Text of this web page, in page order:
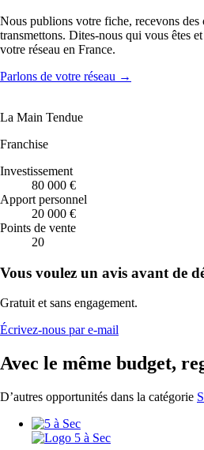
Nous publions votre fiche, recevons des
transmettons. Dites-nous qui vous êtes
votre réseau en France.
Parlons de votre réseau →
La Main Tendue
Franchise
Investissement
80 000 €
Apport personnel
20 000 €
Points de vente
20
Vous voulez un avis avant de
Gratuit et sans engagement.
Écrivez-nous par e-mail
Avec le même budget,
D’autres opportunités dans la catégorie